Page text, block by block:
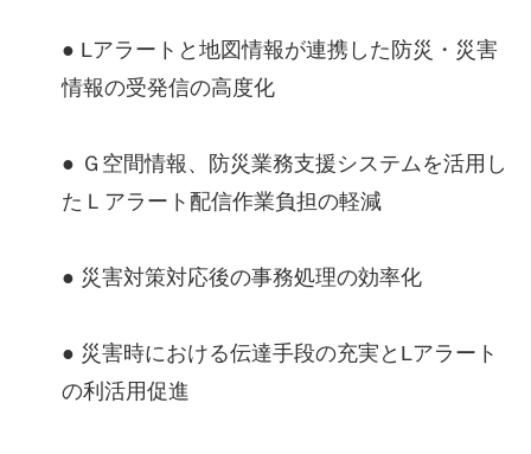
● Lアラートと地図情報が連携した防災・災害
情報の受発信の⾼度化
● Ｇ空間情報、防災業務⽀援システムを活⽤し
たＬアラート配信作業負担の軽減
● 災害対策対応後の事務処理の効率化
● 災害時における伝達⼿段の充実とLアラート
の利活⽤促進